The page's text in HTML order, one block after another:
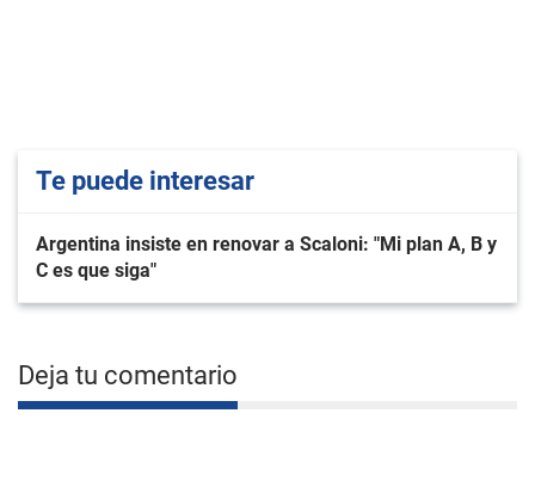
Te puede interesar
Argentina insiste en renovar a Scaloni: "Mi plan A, B y
C es que siga"
Deja tu comentario